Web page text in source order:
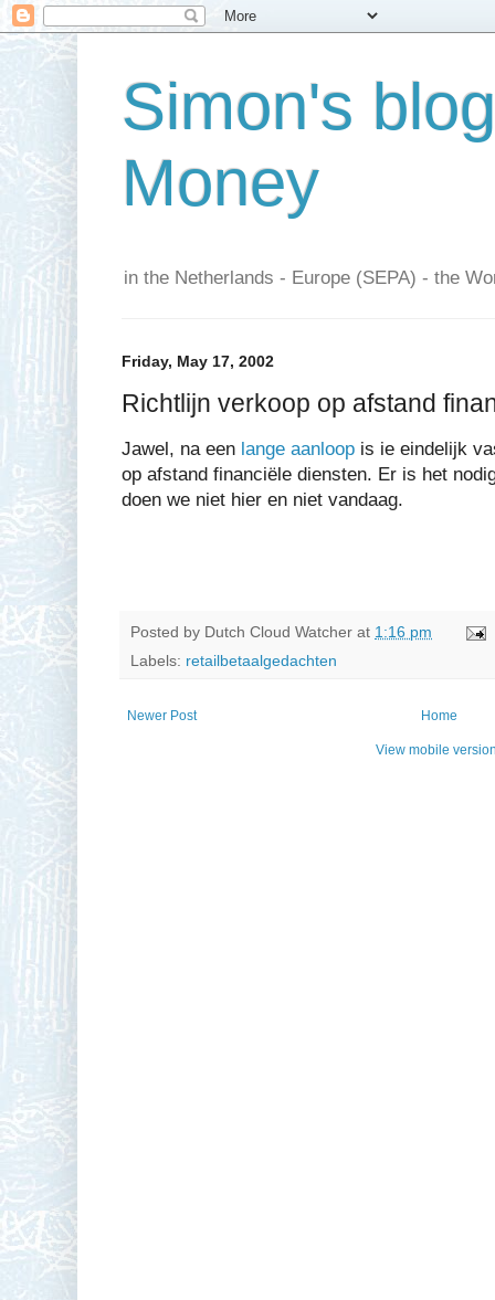
Simon's
Money
in the Netherlands - Europe (SEPA) - the
Friday, May 17, 2002
Richtlijn verkoop op afstand
Jawel, na een lange aanloop is ie eindelijk
op afstand financiële diensten. Er is het
doen we niet hier en niet vandaag.
Posted by Dutch Cloud Watcher at 1:16 pm
Labels: retailbetaalgedachten
Newer Post Home
View mobile